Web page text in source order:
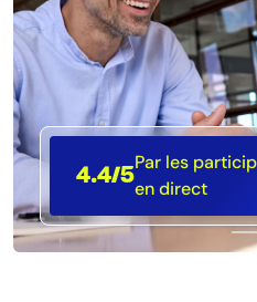
4.4/5
Par les
en direct